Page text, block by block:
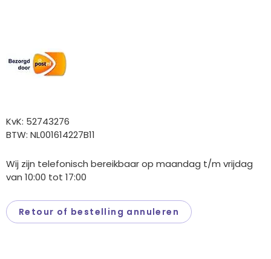
KvK: 52743276
BTW: NL001614227B11
Wij zijn telefonisch bereikbaar op maandag t/m vrijdag
van 10:00 tot 17:00
Retour of bestelling annuleren